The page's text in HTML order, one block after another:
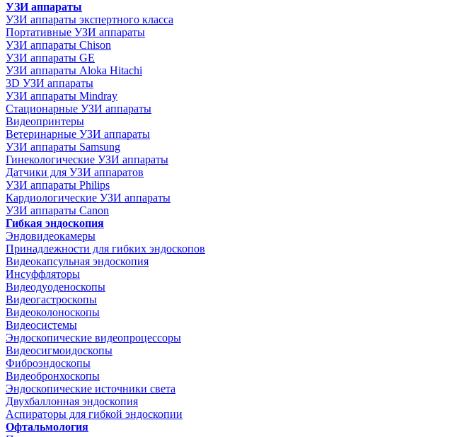
УЗИ аппараты
УЗИ аппараты экспертного класса
Портативные УЗИ аппараты
УЗИ аппараты Chison
УЗИ аппараты GE
УЗИ аппараты Aloka Hitachi
3D УЗИ аппараты
УЗИ аппараты Mindray
Стационарные УЗИ аппараты
Видеопринтеры
Ветеринарные УЗИ аппараты
УЗИ аппараты Samsung
Гинекологические УЗИ аппараты
Датчики для УЗИ аппаратов
УЗИ аппараты Philips
Кардиологические УЗИ аппараты
УЗИ аппараты Canon
Гибкая эндоскопия
Эндовидеокамеры
Принадлежности для гибких эндоскопов
Видеокапсульная эндоскопия
Инсуффляторы
Видеодуоденоскопы
Видеогастроскопы
Видеоколоноскопы
Видеосистемы
Эндоскопические видеопроцессоры
Видеосигмоидоскопы
Фиброэндоскопы
Видеобронхоскопы
Эндоскопические источники света
Двухбаллонная эндоскопия
Аспираторы для гибкой эндоскопии
Офтальмология